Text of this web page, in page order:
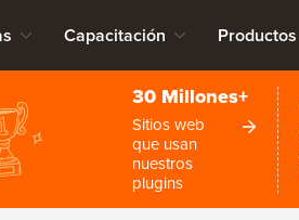
Capacitación Productos
30 Millones+
Sitios web
que usan
nuestros
plugins